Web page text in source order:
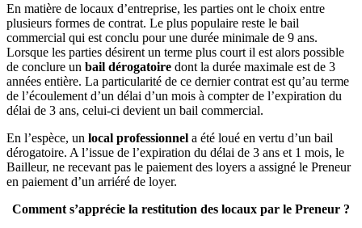
En matière de locaux d’entreprise, les parties ont le choix entre
plusieurs formes de contrat. Le plus populaire reste le bail
commercial qui est conclu pour une durée minimale de 9 ans.
Lorsque les parties désirent un terme plus court il est alors possible
de conclure un bail dérogatoire dont la durée maximale est de 3
années entière. La particularité de ce dernier contrat est qu’au terme
de l’écoulement d’un délai d’un mois à compter de l’expiration du
délai de 3 ans, celui-ci devient un bail commercial.
En l’espèce, un local professionnel a été loué en vertu d’un bail
dérogatoire. A l’issue de l’expiration du délai de 3 ans et 1 mois, le
Bailleur, ne recevant pas le paiement des loyers a assigné le Preneur
en paiement d’un arriéré de loyer.
Comment s’apprécie la restitution des locaux par le Preneur ?